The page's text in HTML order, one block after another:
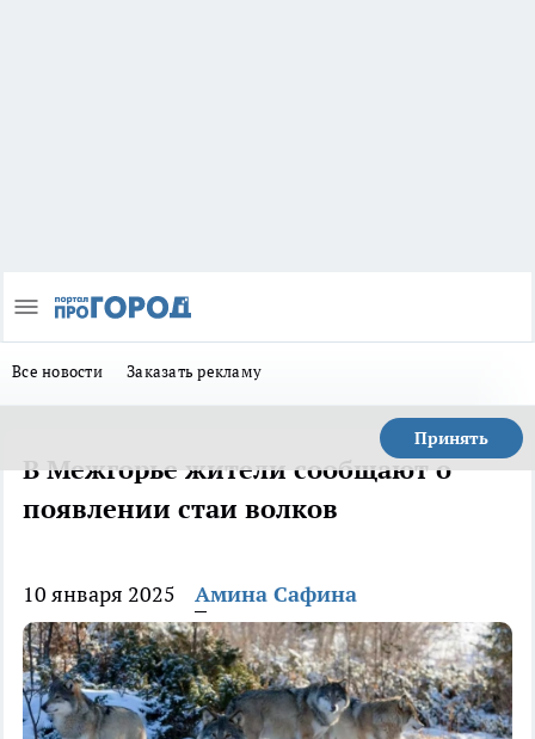
Все новости Заказать рекламу
Принять
В Межгорье жители сообщают о
появлении стаи волков
10 января 2025 Амина Сафина